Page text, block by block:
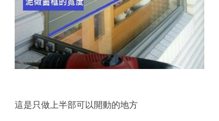
這是只做上半部可以開動的地方